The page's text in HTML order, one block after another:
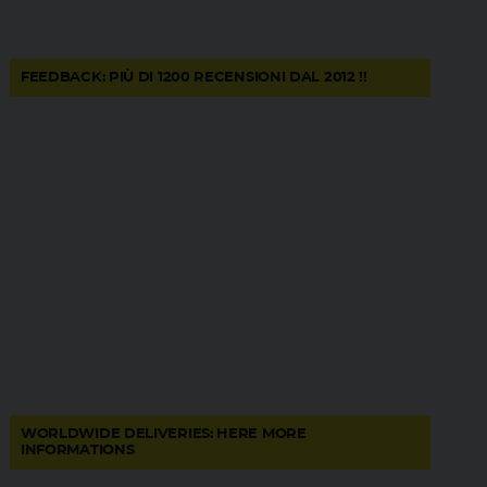
FEEDBACK: PIÙ DI 1200 RECENSIONI DAL 2012 !!
WORLDWIDE DELIVERIES: HERE MORE
INFORMATIONS